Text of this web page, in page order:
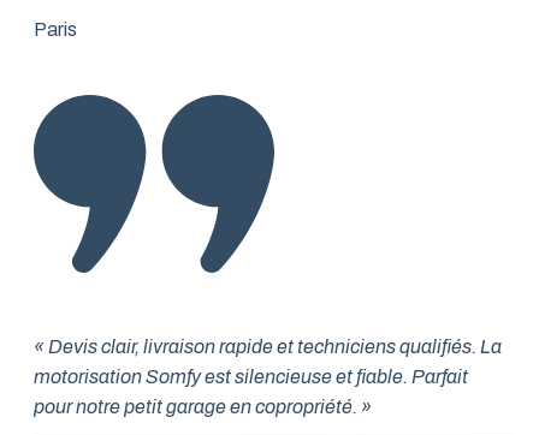
Paris
« Devis clair, livraison rapide et techniciens qualifiés. La
motorisation Somfy est silencieuse et fiable. Parfait
pour notre petit garage en copropriété. »